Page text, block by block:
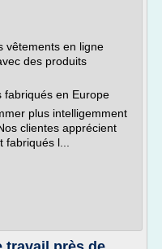
vêtements en ligne
des produits
fabriqués en Europe
plus intelligemment
clientes apprécient
l...